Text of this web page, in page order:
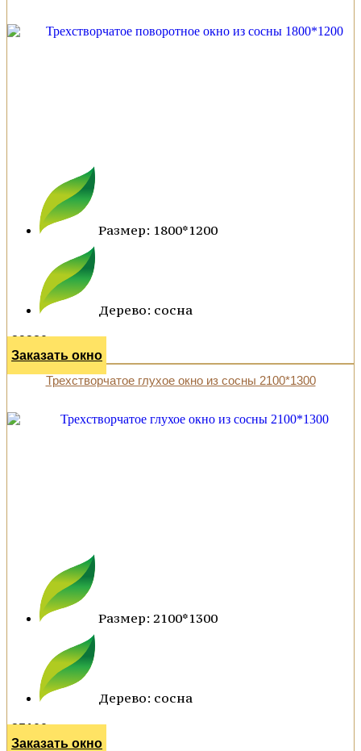
Размер: 1800*1200
Дерево: сосна
29380 р.
Заказать окно
Трехстворчатое глухое окно из сосны 2100*1300
Размер: 2100*1300
Дерево: сосна
35100 р.
Заказать окно